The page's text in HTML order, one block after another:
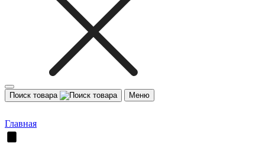
Поиск товара Меню
Главная